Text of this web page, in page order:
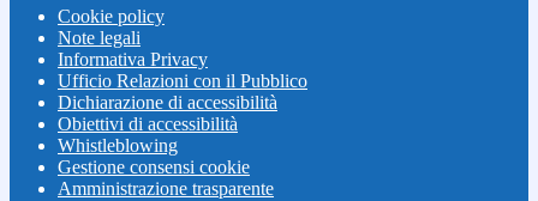
Cookie policy
Note legali
Informativa Privacy
Ufficio Relazioni con il Pubblico
Dichiarazione di accessibilità
Obiettivi di accessibilità
Whistleblowing
Gestione consensi cookie
Amministrazione trasparente